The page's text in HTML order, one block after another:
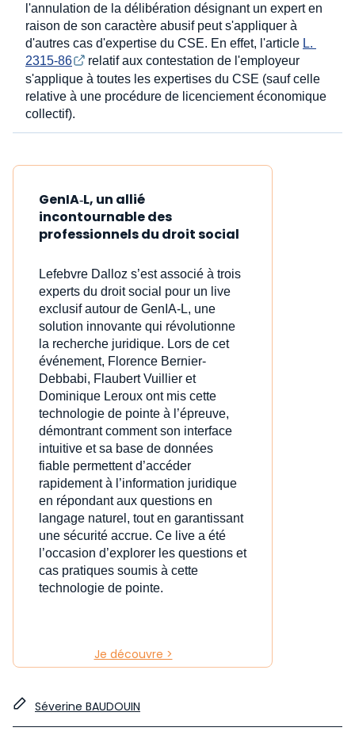
l'annulation de la délibération désignant un expert en
raison de son caractère abusif peut s'appliquer à
d'autres cas d'expertise du CSE. En effet, l'article L.
2315-86
relatif aux contestation de l'employeur
s'applique à toutes les expertises du CSE (sauf celle
relative à une procédure de licenciement économique
collectif).
GenIA‑L, un allié
incontournable des
professionnels du droit social
Lefebvre Dalloz s’est associé à trois
experts du droit social pour un live
exclusif autour de GenIA‑L, une
solution innovante qui révolutionne
la recherche juridique. Lors de cet
événement, Florence Bernier-
Debbabi, Flaubert Vuillier et
Dominique Leroux ont mis cette
technologie de pointe à l’épreuve,
démontrant comment son interface
intuitive et sa base de données
fiable permettent d’accéder
rapidement à l’information juridique
en répondant aux questions en
langage naturel, tout en garantissant
une sécurité accrue. Ce live a été
l’occasion d’explorer les questions et
cas pratiques soumis à cette
technologie de pointe.
Je découvre >
Séverine BAUDOUIN